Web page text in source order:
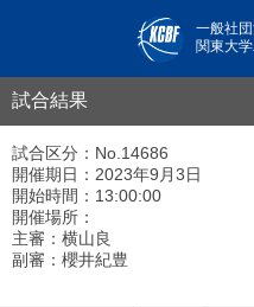
一般社
関東大
試合結果
試合区分：No.14686
開催期日：2023年9月3日
開始時間：13:00:00
開催場所：
主審：横山良
副審：櫻井紀豊